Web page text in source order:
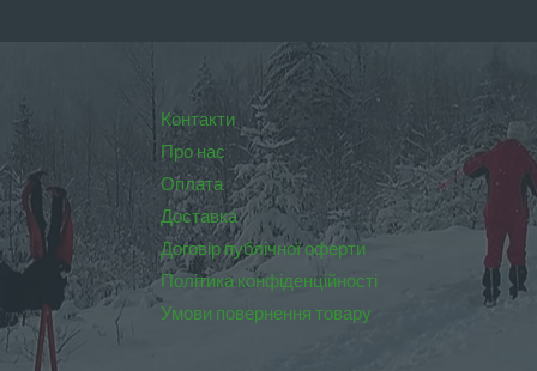
Контакти
Про нас
Оплата
Доставка
Договір публічної оферти
Політика конфіденційності
Умови повернення товару